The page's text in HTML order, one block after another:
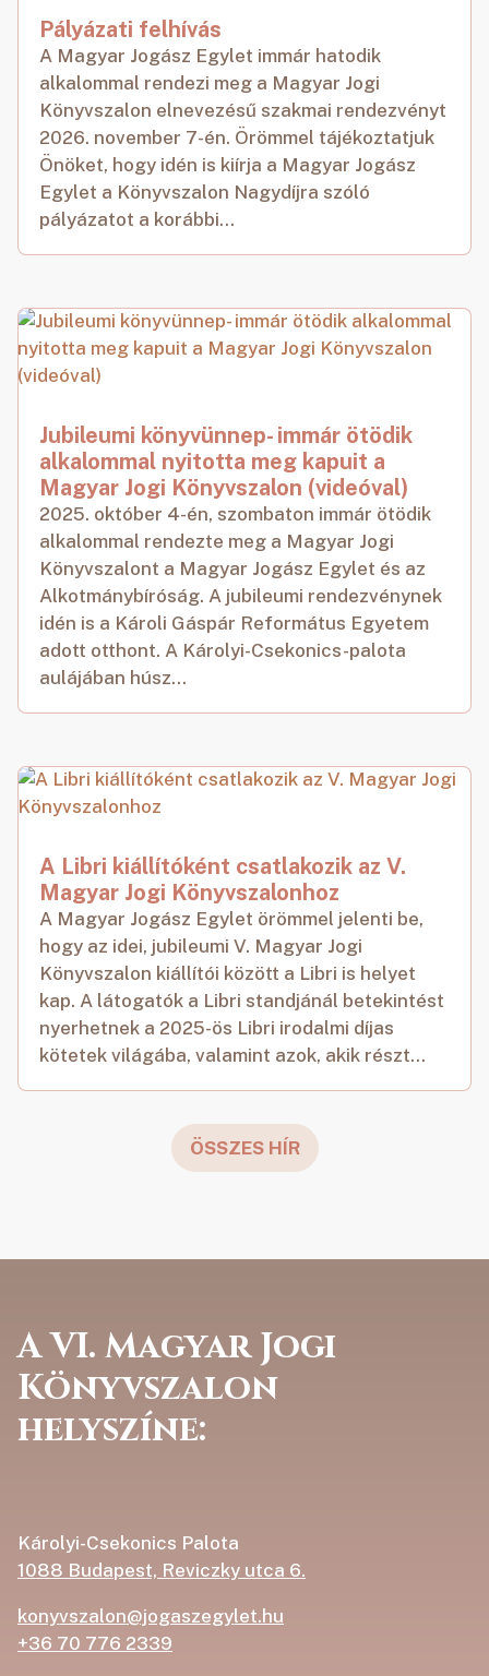
Pályázati felhívás
A Magyar Jogász Egylet immár hatodik
alkalommal rendezi meg a Magyar Jogi
Könyvszalon elnevezésű szakmai rendezvényt
2026. november 7-én. Örömmel tájékoztatjuk
Önöket, hogy idén is kiírja a Magyar Jogász
Egylet a Könyvszalon Nagydíjra szóló
pályázatot a korábbi...
Jubileumi könyvünnep- immár ötödik
alkalommal nyitotta meg kapuit a
Magyar Jogi Könyvszalon (videóval)
2025. október 4-én, szombaton immár ötödik
alkalommal rendezte meg a Magyar Jogi
Könyvszalont a Magyar Jogász Egylet és az
Alkotmánybíróság. A jubileumi rendezvénynek
idén is a Károli Gáspár Református Egyetem
adott otthont. A Károlyi-Csekonics-palota
aulájában húsz...
A Libri kiállítóként csatlakozik az V.
Magyar Jogi Könyvszalonhoz
A Magyar Jogász Egylet örömmel jelenti be,
hogy az idei, jubileumi V. Magyar Jogi
Könyvszalon kiállítói között a Libri is helyet
kap. A látogatók a Libri standjánál betekintést
nyerhetnek a 2025-ös Libri irodalmi díjas
kötetek világába, valamint azok, akik részt...
ÖSSZES HÍR
A VI. Magyar Jogi
Könyvszalon
helyszíne:
Károlyi-Csekonics Palota
1088 Budapest, Reviczky utca 6.
konyvszalon@jogaszegylet.hu
+36 70 776 2339